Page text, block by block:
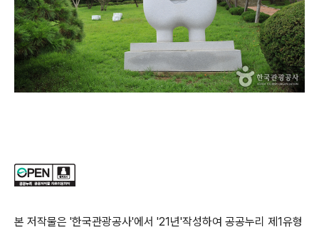
본 저작물은 '한국관광공사'에서 '21년'작성하여 공공누리 제1유형